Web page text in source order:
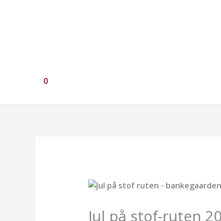
0
Jul på stof-ruten